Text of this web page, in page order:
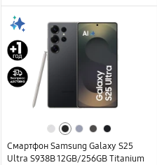
Смартфон Samsung Galaxy S25
Ultra S938B 12GB/256GB Titanium